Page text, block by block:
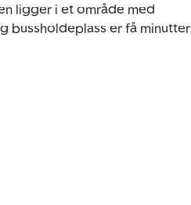
ligger i et område med
bussholdeplass er få minutter